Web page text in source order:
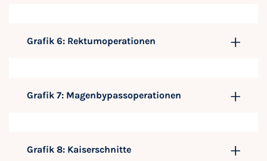
Grafik 6: Rektumoperationen
Grafik 7: Magenbypassoperationen
Grafik 8: Kaiserschnitte